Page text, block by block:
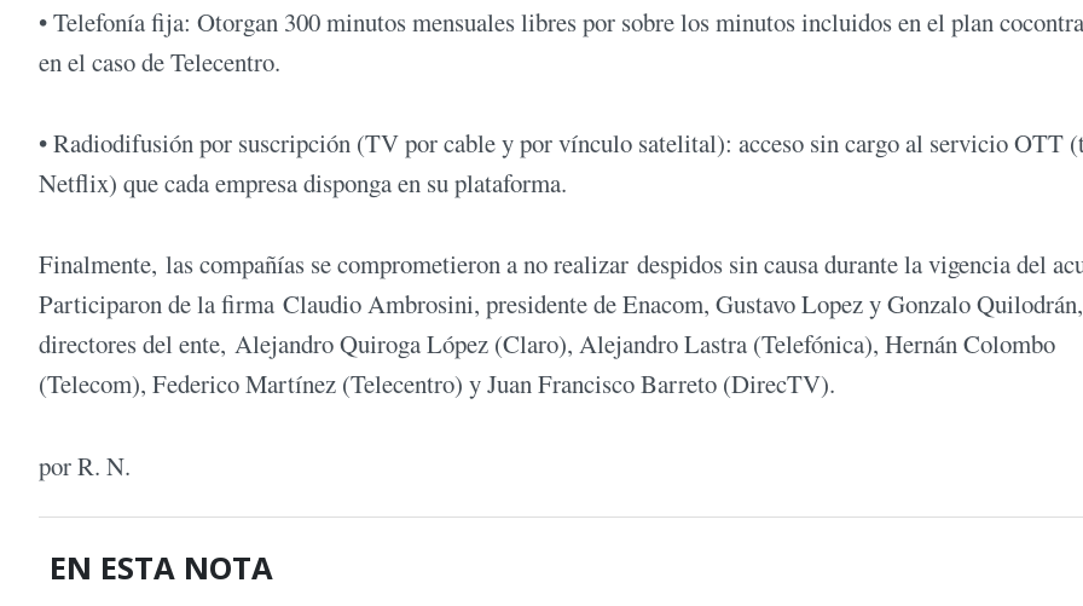
• Telefonía fija: Otorgan 300 minutos mensuales libres por sobre los minutos incluidos en el plan
en el caso de Telecentro.
• Radiodifusión por suscripción (TV por cable y por vínculo satelital): acceso sin cargo al servicio OTT
Netflix) que cada empresa disponga en su plataforma.
Finalmente, las compañías se comprometieron a no realizar despidos sin causa durante la vigencia del
Participaron de la firma Claudio Ambrosini, presidente de Enacom, Gustavo Lopez y Gonzalo Quilodrán,
directores del ente, Alejandro Quiroga López (Claro), Alejandro Lastra (Telefónica), Hernán Colombo
(Telecom), Federico Martínez (Telecentro) y Juan Francisco Barreto (DirecTV).
por R. N.
EN ESTA NOTA